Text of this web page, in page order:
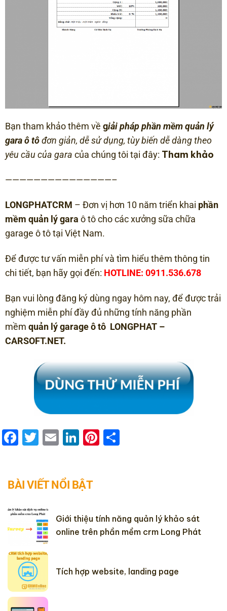
Bạn tham khảo thêm về giải pháp phần mềm quản lý
gara ô tôđơn giản, dễ sử dụng, tùy biến dễ dàng theo
yêu cầu của gara của chúng tôi tại đây: Tham khảo
———————————————–
LONGPHATCRM – Đơn vị hơn 10 năm triển khai phần
mềm quản lý gara ô tô cho các xưởng sữa chữa
garage ô tô tại Việt Nam.
Để được tư vấn miễn phí và tìm hiểu thêm thông tin
chi tiết, bạn hãy gọi đến: HOTLINE: 0911.536.678
Bạn vui lòng đăng ký dùng ngay hôm nay, để được trải
nghiệm miễn phí đầy đủ những tính năng phần
mềm quản lý garage ô tô LONGPHAT –
CARSOFT.NET.
Facebook
Twitter
EmailLinkedIn
Pinterest
BÀI VIẾT NỔI BẬT
Giới thiệu tính năng quản lý khảo sát
online trên phần mềm crm Long Phát
Tích hợp website, landing page